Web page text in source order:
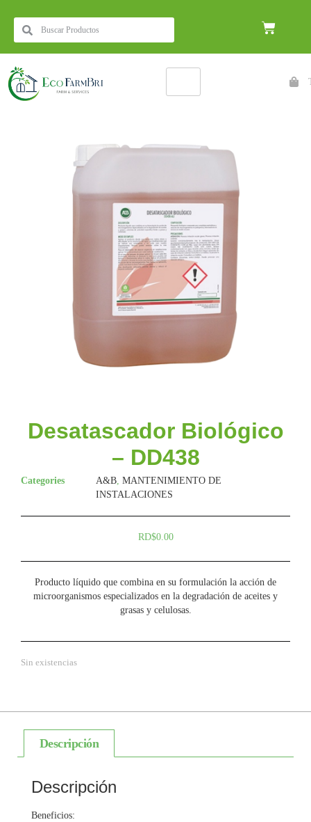
Desatascador Biológico
– DD438
Categories A&B MANTENIMIENTO DE
INSTALACIONES
RD$0.00
Producto líquido que combina en su formulación la acción de
microorganismos especializados en la degradación de aceites y
grasas y celulosas.
Sin existencias
Descripción
Descripción
Beneficios: